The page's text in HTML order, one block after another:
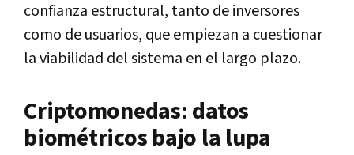
confianza estructural, tanto de inversores
como de usuarios, que empiezan a cuestionar
la viabilidad del sistema en el largo plazo.
Criptomonedas: datos
biométricos bajo la lupa